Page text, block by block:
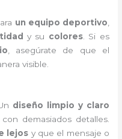
un equipo deportivo
y su colores. Si es
, asegúrate de que el
visible.
diseño limpio y claro
demasiados detalles.
lejos y que el mensaje o